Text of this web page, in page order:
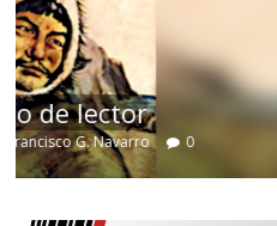
Un vergel en las
nostalgia
12 octubre, 2024